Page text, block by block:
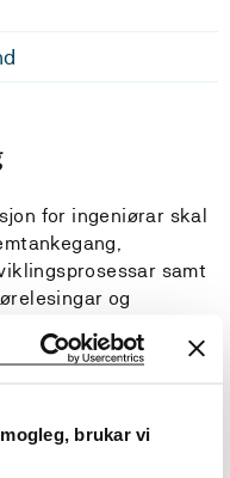
brukar vi
for ingeniørar skal
samt
og
saman til eit
ei innføring i